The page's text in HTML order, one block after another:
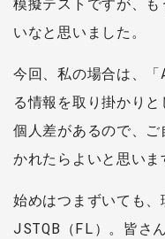
いなと思いました。
今回、私の場合は、
る情報を取り掛かり
個人差があるので、
かれたらよいと思いま
始めはつまずいても
JSTQB（FL）。皆さ